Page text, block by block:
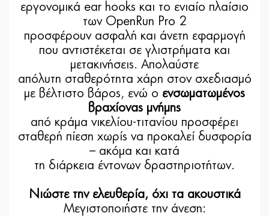
εργονομικά ear hooks και το ενιαίο πλαίσιο
των OpenRun Pro 2
προσφέρουν ασφαλή και άνετη εφαρμογή
που αντιστέκεται σε γλιστρήματα και
μετακινήσεις. Απολαύστε
απόλυτη σταθερότητα χάρη στον σχεδιασμό
με βέλτιστο βάρος, ενώ ο ενσωματωμένος
βραχίονας μνήμης
από κράμα νικελίου-τιτανίου προσφέρει
σταθερή πίεση χωρίς να προκαλεί δυσφορία
– ακόμα και κατά
τη διάρκεια έντονων δραστηριοτήτων.
Νιώστε την ελευθερία, όχι τα ακουστικά
Μεγιστοποιήστε την άνεση: